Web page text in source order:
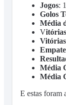
Jogos:
Golos
Média
V
Média
Média
E estas foram